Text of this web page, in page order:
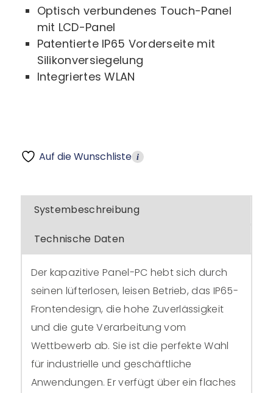
Optisch verbundenes Touch-Panel
mit LCD-Panel
Patentierte IP65 Vorderseite mit
Silikonversiegelung
Integriertes WLAN
Auf die Wunschliste i
Systembeschreibung
Technische Daten
Der kapazitive Panel-PC hebt sich durch
seinen lüfterlosen, leisen Betrieb, das IP65-
Frontendesign, die hohe Zuverlässigkeit
und die gute Verarbeitung vom
Wettbewerb ab. Sie ist die perfekte Wahl
für industrielle und geschäftliche
Anwendungen. Er verfügt über ein flaches